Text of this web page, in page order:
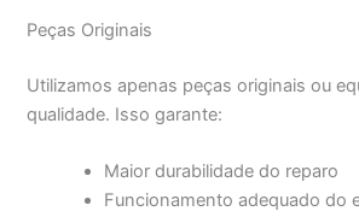
Peças Originais
Utilizamos apenas peças originais ou
qualidade. Isso garante:
Maior durabilidade do reparo
Funcionamento adequado do